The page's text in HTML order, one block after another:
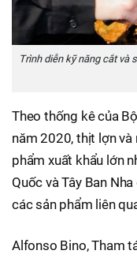
Trình diễn kỹ năng cắt và
Theo thống kê của
năm 2020, thịt lợn
phẩm xuất khẩu lớn
Quốc và Tây Ban
các sản phẩm liên
Alfonso Bino, Tham